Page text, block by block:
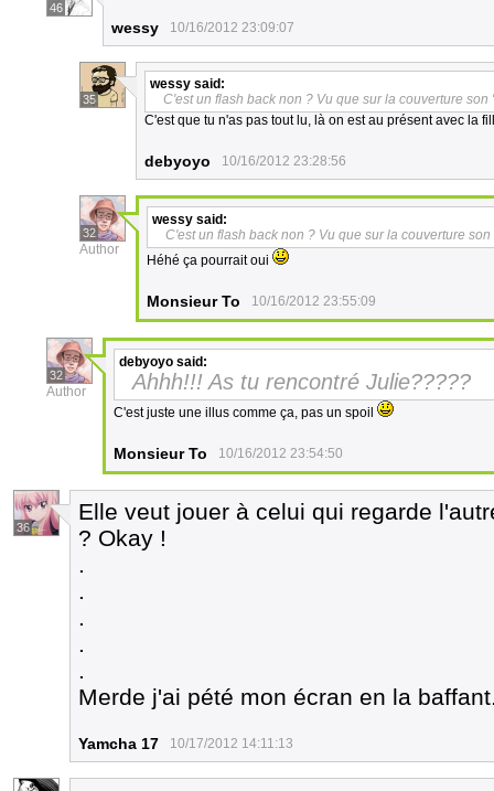
46
wessy 10/16/2012 23:09:07
35
wessy said:
C'est un flash back non ? Vu que sur la couverture
C'est que tu n'as pas tout lu, là on est au présent avec la
debyoyo 10/16/2012 23:28:56
32
Author
wessy said:
C'est un flash back non ? Vu que sur la couverture
Héhé ça pourrait oui
Monsieur To 10/16/2012 23:55:09
32
Author
debyoyo said:
Ahhh!!! As tu rencontré Julie?????
C'est juste une illus comme ça, pas un spoil
Monsieur To 10/16/2012 23:54:50
36
Elle veut jouer à celui qui regarde
? Okay !
.
.
.
.
.
Merde j'ai pété mon écran en la
Yamcha 17 10/17/2012 14:11:13